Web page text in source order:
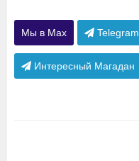
Мы в Max Telegram
Интересный Магадан